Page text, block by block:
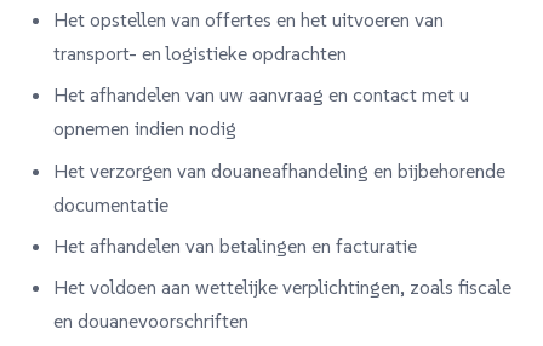
Het opstellen van offertes en het uitvoeren van
transport- en logistieke opdrachten
Het afhandelen van uw aanvraag en contact met u
opnemen indien nodig
Het verzorgen van douaneafhandeling en bijbehorende
documentatie
Het afhandelen van betalingen en facturatie
Het voldoen aan wettelijke verplichtingen, zoals fiscale
en douanevoorschriften